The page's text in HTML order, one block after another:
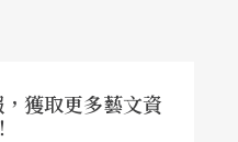
獲取更多藝文資